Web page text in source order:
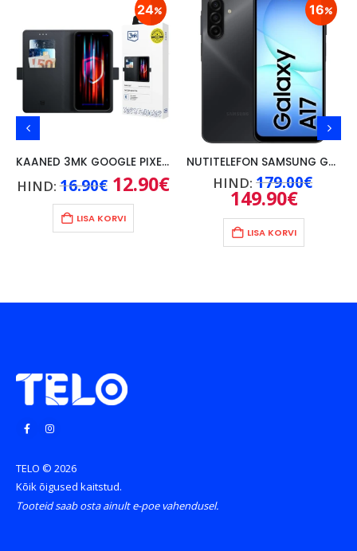
24
KAANED 3MK GOOGLE PIXEL 9A, MUST
HIND:16.90€ Algne
hind
oli:
16.90€.
12.90€Praegune
LISA KORVI
16
NUTITELEFON SAMSUNG GALAXY A17 4G, 4GB/128GB, MUST
HIND:179.00€
149.90€hind
on:
LISA KORVI
TELO © 2026
Kõik õigused kaitstud.
Tooteid saab osta ainult e-poe vahendusel.